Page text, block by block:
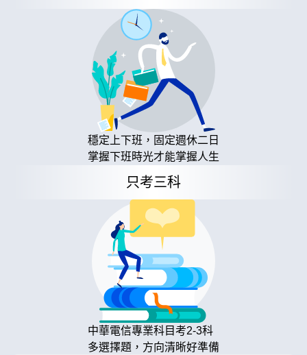
穩定上下班，固定週休二日
掌握下班時光才能掌握人生
只考三科
中華電信專業科目考2-3科
多選擇題，方向清晰好準備